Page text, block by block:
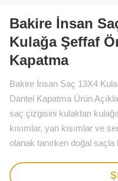
Bakire İnsan
Kulağa Şeffaf
Kapatma
Bakire İnsan Saç 13X4
Dantel Kapatma Ürün
saç çizgisini kulaktan
kısımlar, yan kısımlar ve
olanak tanırken doğal